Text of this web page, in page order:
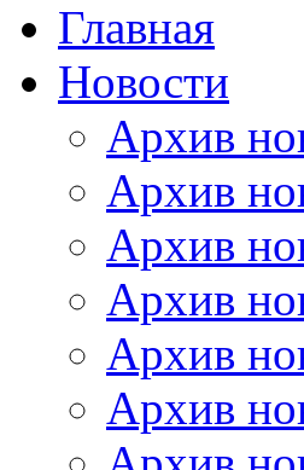
Главная
Новости
Архив
Архив
Архив
Архив
Архив
Архив